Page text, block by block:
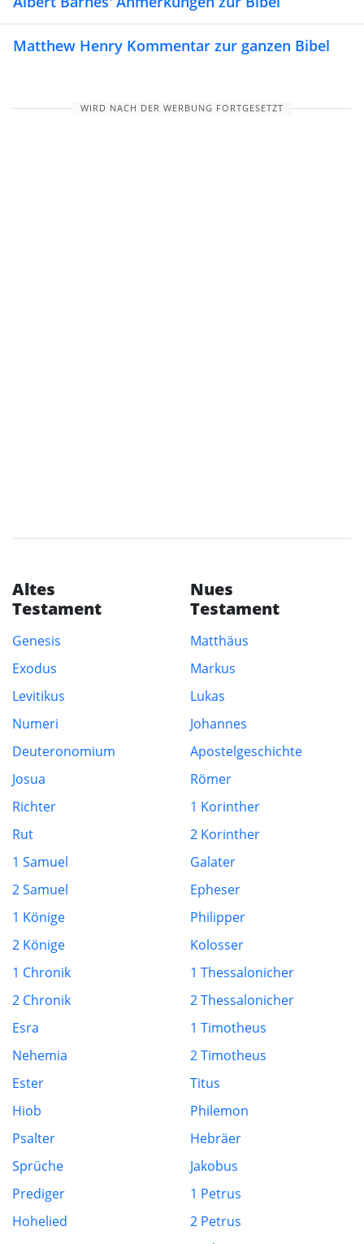
Matthew Henry Kommentar zur ganzen Bibel
WIRD NACH DER WERBUNG FORTGESETZT
Altes
Testament
Genesis
Exodus
Levitikus
Numeri
Deuteronomium
Josua
Richter
Rut
1 Samuel
2 Samuel
1 Könige
2 Könige
1 Chronik
2 Chronik
Esra
Nehemia
Ester
Hiob
Psalter
Sprüche
Prediger
Hohelied
Nues
Testament
Matthäus
Markus
Lukas
Johannes
Apostelgeschichte
Römer
1 Korinther
2 Korinther
Galater
Epheser
Philipper
Kolosser
1 Thessalonicher
2 Thessalonicher
1 Timotheus
2 Timotheus
Titus
Philemon
Hebräer
Jakobus
1 Petrus
2 Petrus